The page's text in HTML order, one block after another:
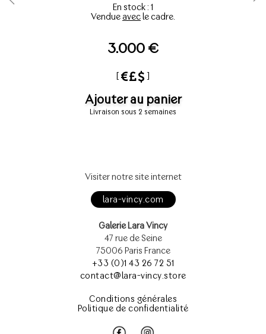
En stock : 1
Vendueavecle cadre.
3.000 €
[ ]
Ajouter au panier
Livraison sous 2 semaines
Visiter notre site internet
lara-vincy.com
Galerie Lara Vincy
47 rue de Seine
75006 Paris France
+33 (0)1 43 26 72 51
contact@lara-vincy.store
Conditions générales
Politique de confidentialité